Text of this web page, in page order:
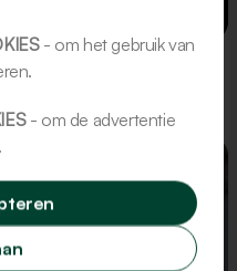
koekjes
- om het gebruik van
- om de advertentie